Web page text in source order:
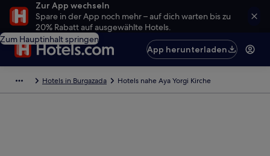
Zur App wechseln
Spare in der App noch mehr – auf dich warten bis zu
20% Rabatt auf ausgewählte Hotels.
Zum Hauptinhalt springen
App herunterladen
Hotels in Burgazada Hotels nahe Aya Yorgi Kirche